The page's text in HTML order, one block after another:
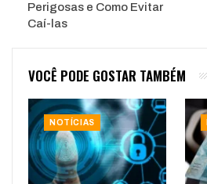
Perigosas e Como Evitar
Caí-las
VOCÊ PODE GOSTAR TAMBÉM
NOTÍCIAS